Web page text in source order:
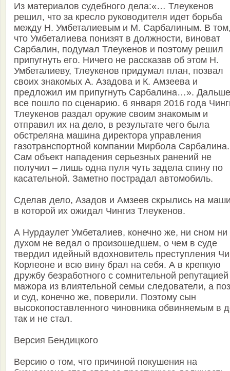
Из материалов судебного дела:«… Тлеукенов
решил, что за кресло руководителя идет борьба
между Н. Умбеталиевым и М. Сарбалиным. В
что Умбеталиева понизят в должности, виноват
Сарбалин, подумал Тлеукенов и поэтому решил
припугнуть его. Ничего не рассказав об этом Н.
Умбеталиеву, Тлеукенов придумал план, позвал
своих знакомых А. Азадова и К. Амзеева и
предложил им припугнуть Сарбалина…». Дальше
все пошло по сценарию. 6 января 2016 года
Тлеукенов раздал оружие своим знакомым и
отправил их на дело, в результате чего была
обстреляна машина директора управления
газотранспортной компании Мирбола Сарбалина.
Сам объект нападения серьезных ранений не
получил – лишь одна пуля чуть задела спину по
касательной. Заметно пострадал автомобиль.
Сделав дело, Азадов и Амзеев скрылись на
в которой их ожидал Чингиз Тлеукенов.
А Нурдаулет Умбеталиев, конечно же, ни сном ни
духом не ведал о произошедшем, о чем в суде
твердил идейный вдохновитель преступления
Корлеоне и всю вину брал на себя. А в крепкую
дружбу безработного с сомнительной
мажора из влиятельной семьи следователи, а
и суд, конечно же, поверили. Поэтому сын
высокопоставленного чиновника обвиняемым в
так и не стал.
Версия Бендицкого
Версию о том, что причиной покушения на